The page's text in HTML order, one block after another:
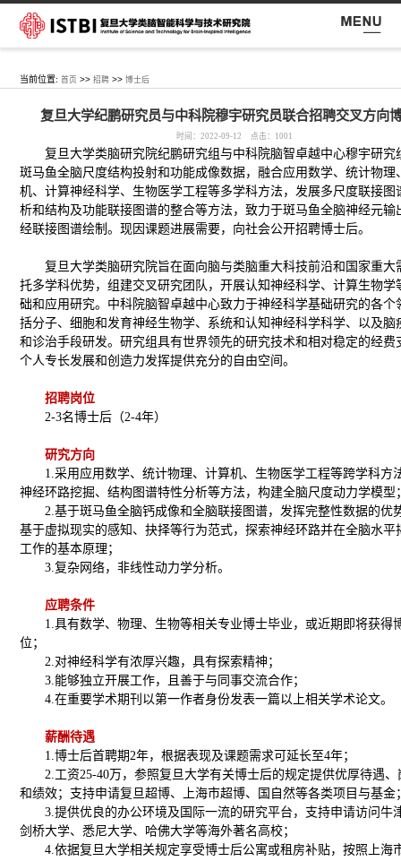
当前位置:首页 >>招聘 >>博士后
复旦大学纪鹏研究员与中科院穆宇研究员联合招聘交叉方向
时间：2022-09-12 点击： 1001
复旦大学类脑研究院纪鹏研究组与中科院脑智卓越中心穆宇研究
斑马鱼全脑尺度结构投射和功能成像数据，融合应用数学、统计物理
机、计算神经科学、生物医学工程等多学科方法，发展多尺度联接图
析和结构及功能联接图谱的整合等方法，致力于斑马鱼全脑神经元输
经联接图谱绘制。现因课题进展需要，向社会公开招聘博士后。
复旦大学类脑研究院旨在面向脑与类脑重大科技前沿和国家重大
托多学科优势，组建交叉研究团队，开展认知神经科学、计算生物学
础和应用研究。中科院脑智卓越中心致力于神经科学基础研究的各个
括分子、细胞和发育神经生物学、系统和认知神经科学科学、以及脑
和诊治手段研发。研究组具有世界领先的研究技术和相对稳定的经费
个人专长发展和创造力发挥提供充分的自由空间。
招聘岗位
2-3名博士后（2-4年）
研究方向
1.采用应用数学、统计物理、计算机、生物医学工程等跨学科方
神经环路挖掘、结构图谱特性分析等方法，构建全脑尺度动力学模型
2.基于斑马鱼全脑钙成像和全脑联接图谱，发挥完整性数据的优
基于虚拟现实的感知、抉择等行为范式，探索神经环路并在全脑水平
工作的基本原理；
3.复杂网络，非线性动力学分析。
应聘条件
1.具有数学、物理、生物等相关专业博士毕业，或近期即将获得
位；
2.对神经科学有浓厚兴趣，具有探索精神；
3.能够独立开展工作，且善于与同事交流合作；
4.在重要学术期刊以第一作者身份发表一篇以上相关学术论文。
薪酬待遇
1.博士后首聘期2年，根据表现及课题需求可延长至4年；
2.工资25-40万，参照复旦大学有关博士后的规定提供优厚待遇
和绩效；支持申请复旦超博、上海市超博、国自然等各类项目与基金
3.提供优良的办公环境及国际一流的研究平台，支持申请访问牛
剑桥大学、悉尼大学、哈佛大学等海外著名高校；
4.依据复旦大学相关规定享受博士后公寓或租房补贴，按照上海